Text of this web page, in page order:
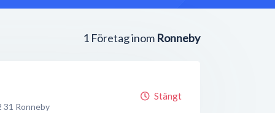
1 Företag inom Ronneby
31 Ronneby
Stängt